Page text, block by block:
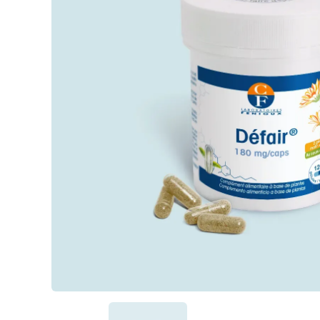
SafraZen®
Trypto B6
Magnésium
Griffonia
Magnésium